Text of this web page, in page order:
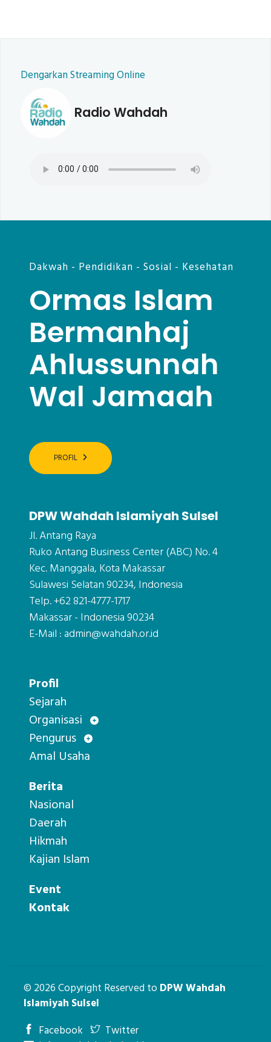
Dengarkan Streaming Online
Radio Wahdah
Dakwah - Pendidikan - Sosial - Kesehatan
Ormas Islam
Bermanhaj
Ahlussunnah
Wal Jamaah
PROFIL
DPW Wahdah Islamiyah Sulsel
Jl. Antang Raya
Ruko Antang Business Center (ABC) No. 4
Kec. Manggala, Kota Makassar
Sulawesi Selatan 90234, Indonesia
Telp. +62 821-4777-1717
Makassar - Indonesia 90234
E-Mail : admin@wahdah.or.id
Profil
Sejarah
Organisasi
Pengurus
Amal Usaha
Berita
Nasional
Daerah
Hikmah
Kajian Islam
Event
Kontak
© 2026 Copyright Reserved to DPW Wahdah
Islamiyah Sulsel
Facebook
Twitter